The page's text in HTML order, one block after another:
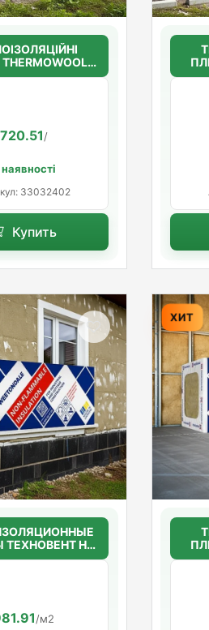
135 100мм.
720.51/
33032402
Купить
ТЕХНОВЕНТ Н
м3)
/м2
ХИТ